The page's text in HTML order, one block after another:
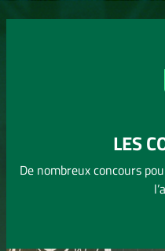
Uribes RENAUD
LES
De nombreux concours